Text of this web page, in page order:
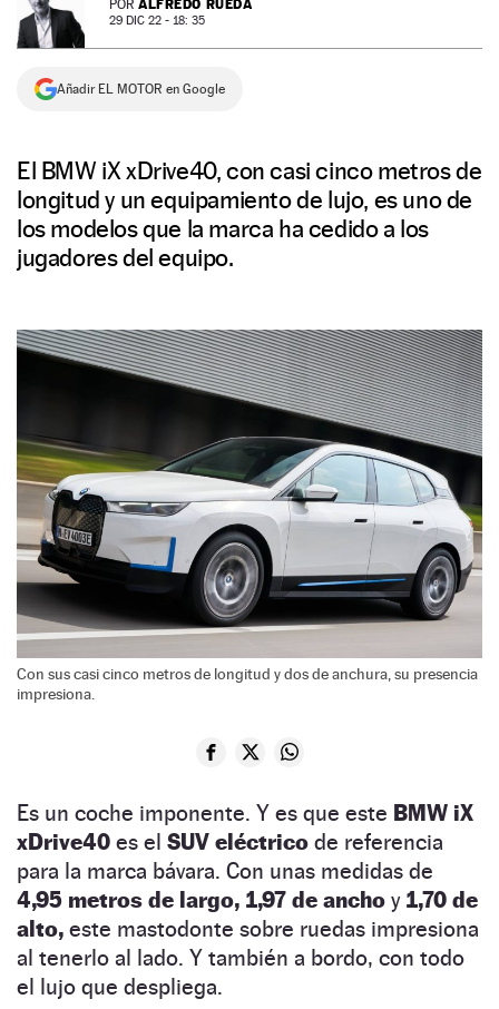
NEWSLETTER
SÍGUENOS
POR ALFREDO RUEDA
29 DIC 22 - 18: 35
Añadir EL MOTOR en Google
El BMW iX xDrive40, con casi cinco metros de
longitud y un equipamiento de lujo, es uno de
los modelos que la marca ha cedido a los
jugadores del equipo.
Con sus casi cinco metros de longitud y dos de anchura, su presencia
impresiona.
Es un coche imponente. Y es que este BMW iX
xDrive40 es el SUV eléctrico de referencia
para la marca bávara. Con unas medidas de
4,95 metros de largo, 1,97 de ancho y 1,70 de
alto, este mastodonte sobre ruedas impresiona
al tenerlo al lado. Y también a bordo, con todo
el lujo que despliega.